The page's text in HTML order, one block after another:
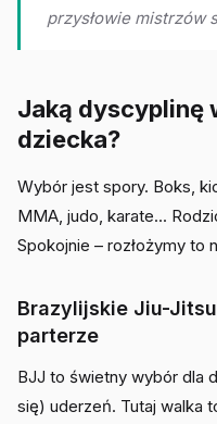
przysłowie mistrzów
Jaką dyscyplinę
dziecka?
Wybór jest spory. Boks,
MMA, judo, karate...
Spokojnie – rozłożymy to
Brazylijskie Jiu-
parterze
BJJ to świetny wybór dla
się) uderzeń. Tutaj walka